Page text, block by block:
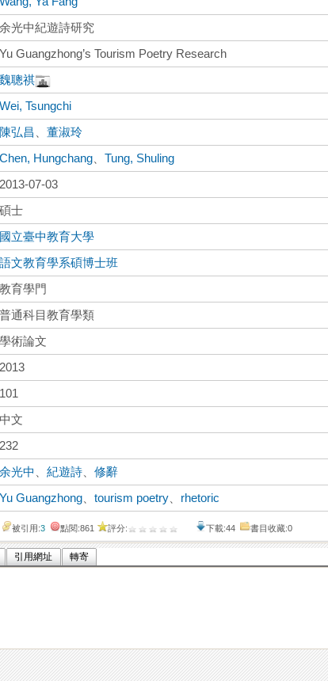
余光中紀遊詩研究
Yu Guangzhong’s Tourism Poetry Research
魏聰祺
Wei, Tsungchi
陳弘昌 、董淑玲
Chen, Hungchang 、Tung, Shuling
2013-07-03
碩士
國立臺中教育大學
語文教育學系碩博士班
教育學門
普通科目教育學類
學術論文
2013
101
中文
232
余光中 、紀遊詩 、修辭
Yu Guangzhong 、tourism poetry
rhetoric
被引用:3 點閱:861 評分: 下載:44 書目收藏:0
引用網址 轉寄